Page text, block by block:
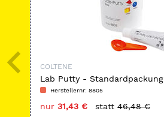
COLTENE
Lab Putty - Standardpackung
Herstellernr: 8805
nur 31,43 € statt 46,48 €